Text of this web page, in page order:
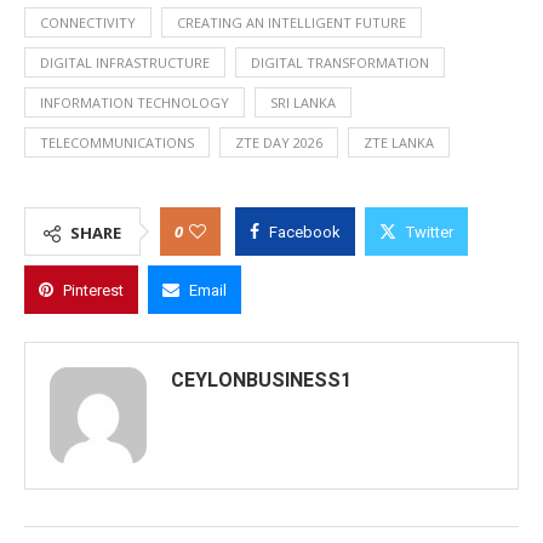
CONNECTIVITY CREATING AN INTELLIGENT FUTURE
DIGITAL INFRASTRUCTURE DIGITAL TRANSFORMATION
INFORMATION TECHNOLOGY SRI LANKA
TELECOMMUNICATIONS ZTE DAY 2026 ZTE LANKA
SHARE 0 Facebook Twitter
Pinterest Email
CEYLONBUSINESS1